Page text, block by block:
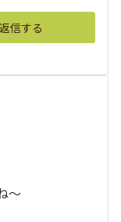
返信する
〜